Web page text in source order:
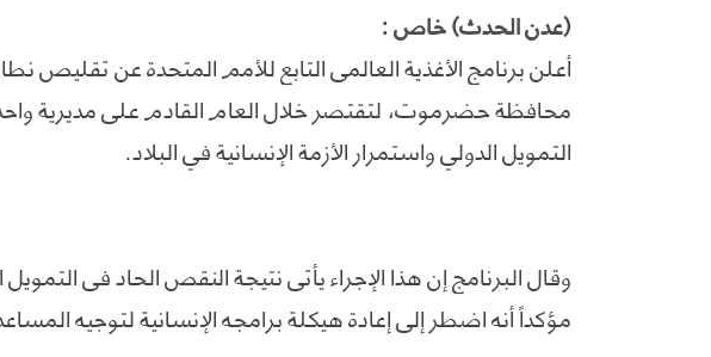
(عدن الحدث) خاص :
أعلن برنامج الأغذية العالمي التابع للأمم المتحدة عن تقليص
محافظة حضرموت، لتقتصر خلال العام القادم على مديرية
التمويل الدولي واستمرار الأزمة الإنسانية في البلاد.
وقال البرنامج إن هذا الإجراء يأتي نتيجة النقص الحاد في
مؤكداً أنه اضطر إلى إعادة هيكلة برامجه الإنسانية لتوجيه